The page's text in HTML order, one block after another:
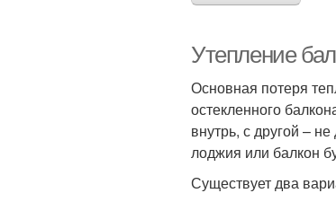
Утепление
Основная потеря
остекленного
внутрь, с другой –
лоджия или балкон
Существует два